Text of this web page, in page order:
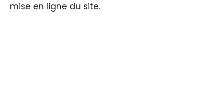
mise en ligne du site.